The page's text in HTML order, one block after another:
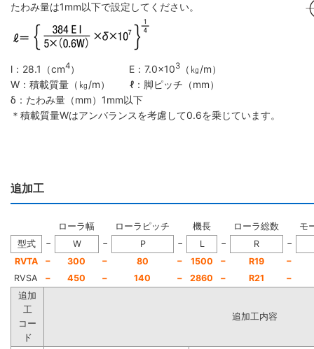
たわみ量は1mm以下で設定してください。
l：28.1（cm4） E：7.0×103
（㎏/m）
W：積載質量（㎏/m） ℓ：脚ピッチ（mm）
δ：たわみ量（mm）1mm以下
＊積載質量Wはアンバランスを考慮して0.6を乗じています。
追加工
ローラ幅 ローラピッチ 機長 ローラ総数
モ
型式
− W − P − L − R
−
RVTA
− 300 − 80 − 1500 − R19
−
RVSA
− 450 − 140 − 2860 − R21
−
追加
工
コー
ド
追加工内容